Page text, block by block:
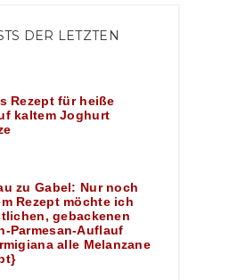
DER LETZTEN
Rezept für heiße
kaltem Joghurt
zu Gabel: Nur noch
Rezept möchte ich
gebackenen
Parmesan-Auflauf
alle Melanzane